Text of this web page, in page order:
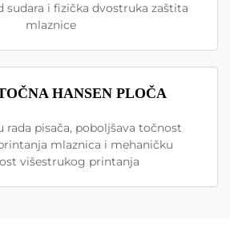
sudara i fizička dvostruka zaštita
mlaznice
HANSEN PLOČA
rada pisača, poboljšava točnost
mlaznica i mehaničku
višestrukog printanja